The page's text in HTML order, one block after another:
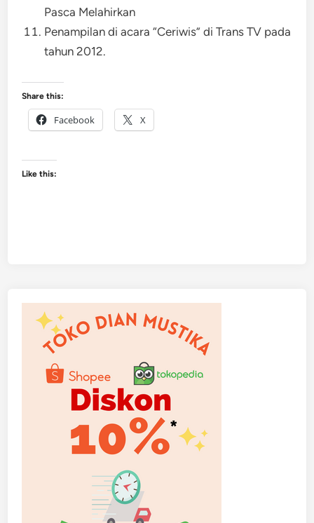
Pasca Melahirkan
Penampilan di acara “Ceriwis” di Trans TV pada
tahun 2012.
Share this:
Facebook X
Like this: